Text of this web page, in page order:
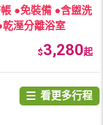
●免裝備 ●含盥洗
溼分離浴室
$3,280起
看更多行程